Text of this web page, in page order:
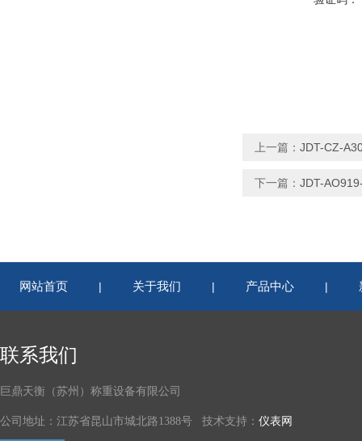
上一篇： JDT-CZ-
下一篇： JDT-
网站首页 | 关于我们 | 产品中心 |
联系我们
巨鼎天衡（苏州）称重设备有限公司
公司地址：江苏省昆山市城北路1388号 技术支持： 仪表网